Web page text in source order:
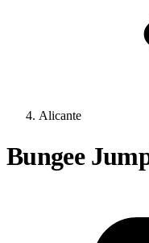
Alicante
Bungee